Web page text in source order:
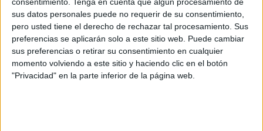
sus datos personales puede no requerir de su consentimiento,
pero usted tiene el derecho de rechazar tal procesamiento. Sus
preferencias se aplicarán solo a este sitio web. Puede cambiar
sus preferencias o retirar su consentimiento en cualquier
momento volviendo a este sitio y haciendo clic en el botón
"Privacidad" en la parte inferior de la página web.
7 min | 20/07/2022
Conoce todo sobre el Omega 3, para qué sirve y cómo incluirlo en
tus planes alimentarios para que puedas tener una dieta
equilibrada y saludable.